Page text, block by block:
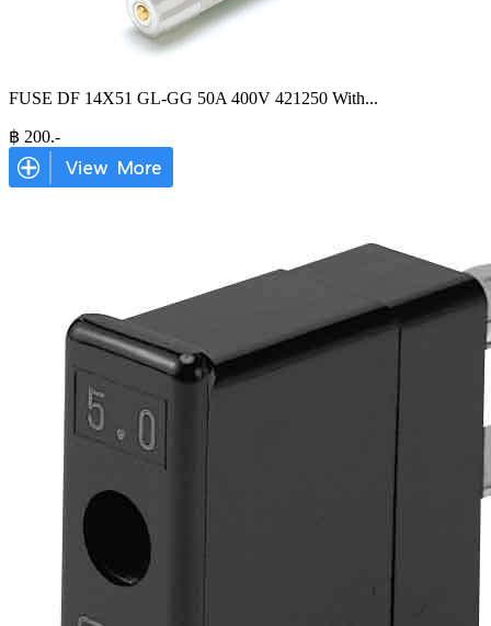
FUSE DF 14X51 GL-GG 50A 400V 421250 With...
฿ 200.-